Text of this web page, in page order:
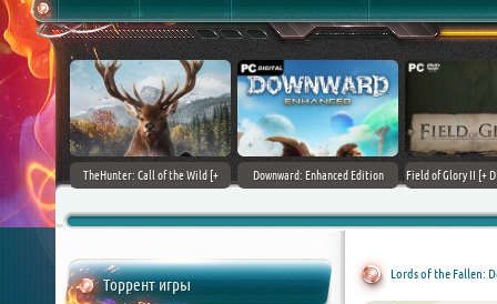
(2017)
TheHunter: Call of the Wild [+
Downward: Enhanced Edition
Field of Glory II [+
Торрент игры
Lords of the Fallen: